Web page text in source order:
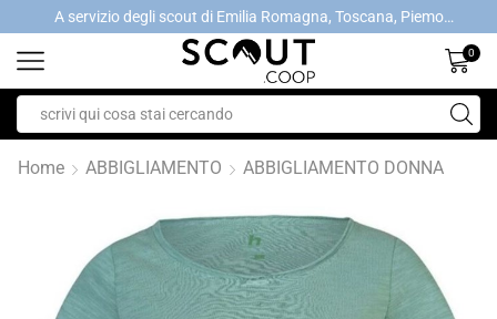
A servizio degli scout di Emilia Romagna, Toscana, Piemonte, Valle d'Aosta- Gratis la spedizione con ordini > €40
0
Home ABBIGLIAMENTO ABBIGLIAMENTO DONNA